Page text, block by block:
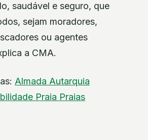
saudável e seguro, que
sejam moradores,
ou agentes
a CMA.
Almada Autarquia
Praia Praias